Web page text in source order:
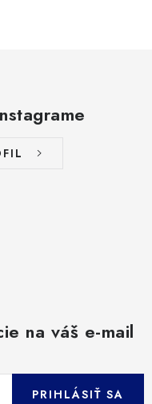
na váš e-mail
PRIHLÁSIŤ SA